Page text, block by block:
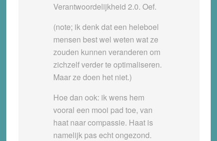
Verantwoordelijkheid 2.0. Oef.
(note; ik denk dat een heleboel
mensen best wel weten wat ze
zouden kunnen veranderen om
zichzelf verder te optimaliseren.
Maar ze doen het niet.)
Hoe dan ook: ik wens hem
vooral een mooi pad toe, van
haat naar compassie. Haat is
namelijk pas echt ongezond.